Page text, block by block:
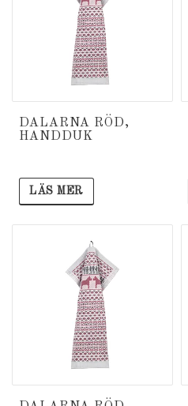
DALARNA RÖD,
HANDDUK
LÄS MER